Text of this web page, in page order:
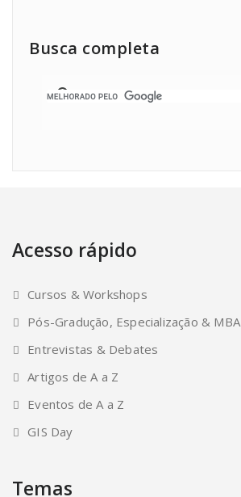
Busca completa
Acesso rápido
Cursos & Workshops
Pós-Gradução, Especialização & MBA
Entrevistas & Debates
Artigos de A a Z
Eventos de A a Z
GIS Day
Temas